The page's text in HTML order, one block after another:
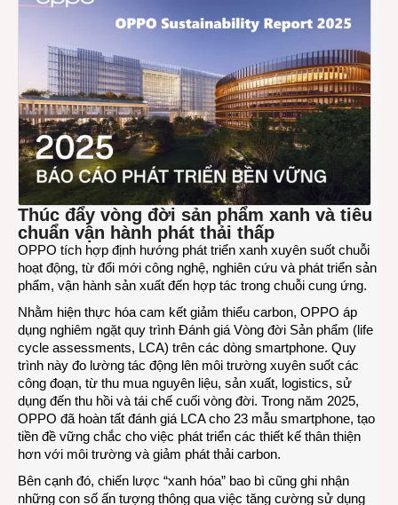
Thúc đẩy vòng đời sản phẩm xanh và tiêu
chuẩn vận hành phát thải thấp
OPPO tích hợp định hướng phát triển xanh xuyên suốt chuỗi
hoạt động, từ đổi mới công nghệ, nghiên cứu và phát triển sản
phẩm, vận hành sản xuất đến hợp tác trong chuỗi cung ứng.
Nhằm hiện thực hóa cam kết giảm thiểu carbon, OPPO áp
dụng nghiêm ngặt quy trình Đánh giá Vòng đời Sản phẩm (life
cycle assessments, LCA) trên các dòng smartphone. Quy
trình này đo lường tác động lên môi trường xuyên suốt các
công đoạn, từ thu mua nguyên liệu, sản xuất, logistics, sử
dụng đến thu hồi và tái chế cuối vòng đời. Trong năm 2025,
OPPO đã hoàn tất đánh giá LCA cho 23 mẫu smartphone, tạo
tiền đề vững chắc cho việc phát triển các thiết kế thân thiện
hơn với môi trường và giảm phát thải carbon.
Bên cạnh đó, chiến lược “xanh hóa” bao bì cũng ghi nhận
những con số ấn tượng thông qua việc tăng cường sử dụng